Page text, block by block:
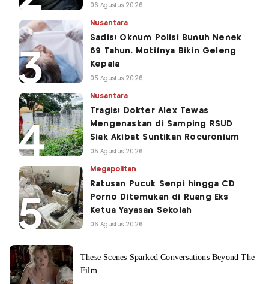
06 Agustus 2026
Nusantara
Sadis! Oknum Polisi Bunuh Nenek
69 Tahun, Motifnya Bikin Geleng
Kepala
05 Agustus 2026
Nusantara
Tragis! Dokter Alex Tewas
Mengenaskan di Samping RSUD
Siak Akibat Suntikan Rocuronium
05 Agustus 2026
Megapolitan
Ratusan Pucuk Senpi hingga CD
Porno Ditemukan di Ruang Eks
Ketua Yayasan Sekolah
06 Agustus 2026